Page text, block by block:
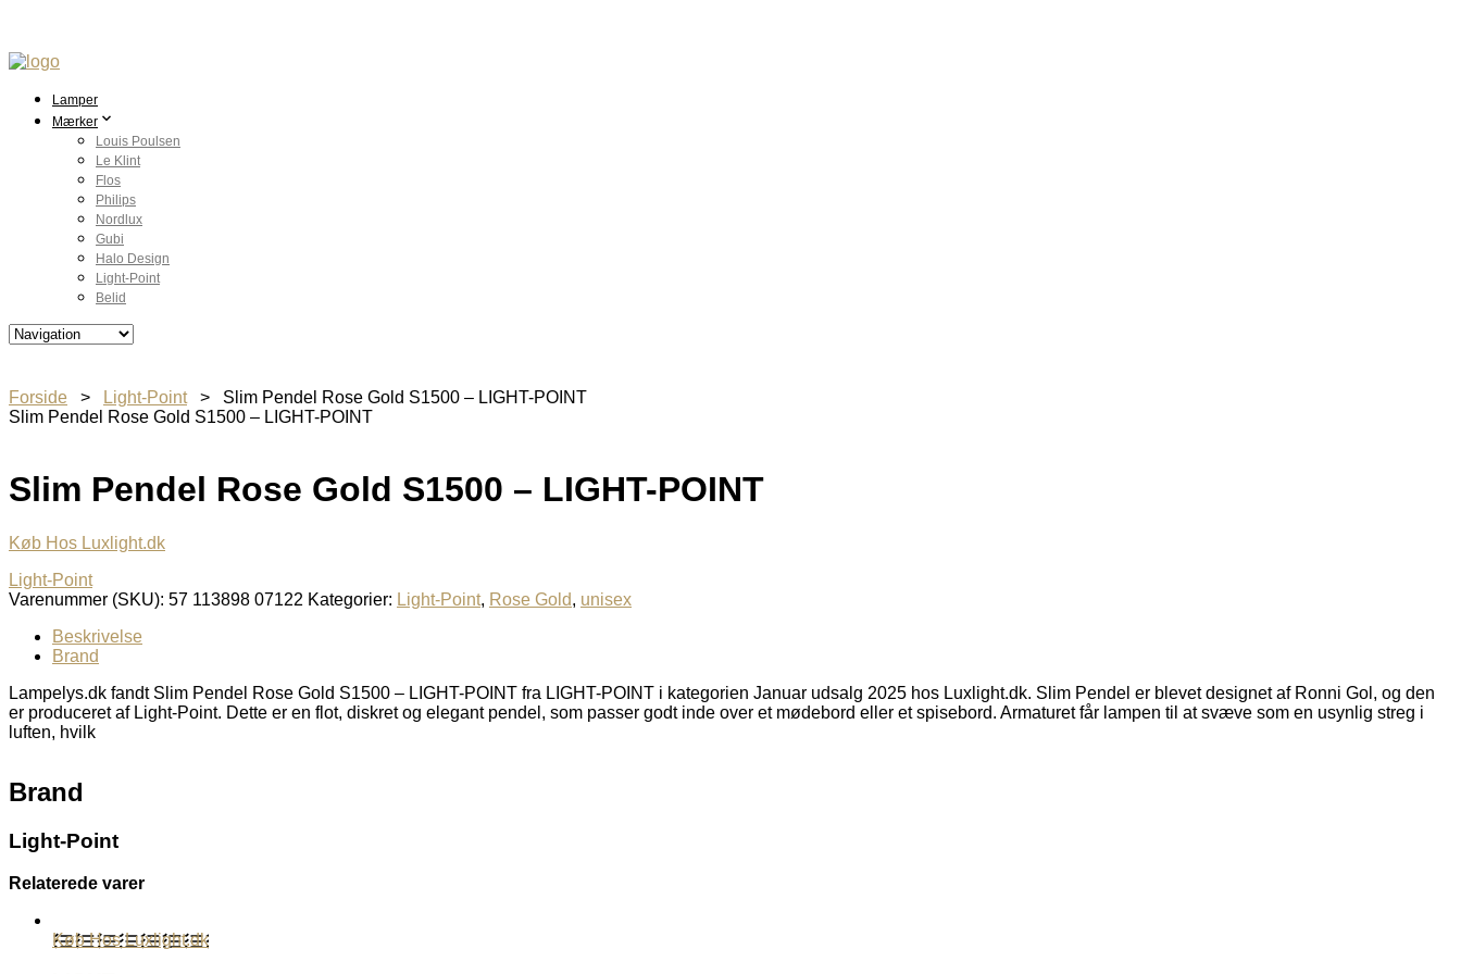
Lamper
Mærker
Louis Poulsen
Le Klint
Flos
Philips
Nordlux
Gubi
Halo Design
Light-Point
Belid
Forside > Light-Point> Slim Pendel Rose Gold S1500 – LIGHT-POINT
Slim Pendel Rose Gold S1500 – LIGHT-POINT
Slim Pendel Rose Gold S1500 – LIGHT-POINT
Køb Hos Luxlight.dk
Light-Point
Varenummer (SKU): 57 113898 07122 Kategorier: Light-Point, Rose Gold, unisex
Beskrivelse
Brand
Lampelys.dk fandt Slim Pendel Rose Gold S1500 – LIGHT-POINT fra LIGHT-POINT i kategorien Januar udsalg 2025 hos Luxlight.dk. Slim Pendel er blevet designet af Ronni Gol, og den
er produceret af Light-Point. Dette er en flot, diskret og elegant pendel, som passer godt inde over et mødebord eller et spisebord. Armaturet får lampen til at svæve som en usynlig streg i
luften, hvilk
Brand
Light-Point
Relaterede varer
Køb Hos Luxlight.dk